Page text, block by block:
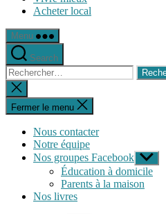
Acheter local
Menu
Search
Rechercher :
Fermer
la
recherche
Fermer le menu
Nous contacter
Notre équipe
Nos groupes Facebook Afficher
le
sous-
menu
Éducation à domicile
Parents à la maison
Nos livres